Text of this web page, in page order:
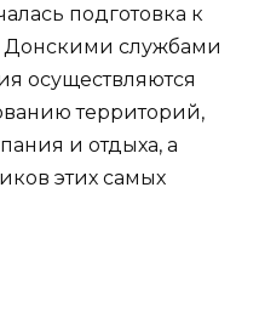
подготовка к
Донскими службами
осуществляются
территорий,
и отдыха, а
этих самых